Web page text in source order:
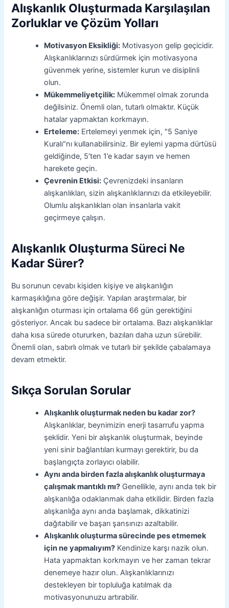
Alışkanlık Oluşturmada Karşılaşılan
Zorluklar ve Çözüm Yolları
Motivasyon Eksikliği: Motivasyon gelip geçicidir.
Alışkanlıklarınızı sürdürmek için motivasyona
güvenmek yerine, sistemler kurun ve disiplinli
olun.
Mükemmeliyetçilik: Mükemmel olmak zorunda
değilsiniz. Önemli olan, tutarlı olmaktır. Küçük
hatalar yapmaktan korkmayın.
Erteleme: Ertelemeyi yenmek için, "5 Saniye
Kuralı"nı kullanabilirsiniz. Bir eylemi yapma dürtüsü
geldiğinde, 5’ten 1’e kadar sayın ve hemen
harekete geçin.
Çevrenin Etkisi: Çevrenizdeki insanların
alışkanlıkları, sizin alışkanlıklarınızı da etkileyebilir.
Olumlu alışkanlıkları olan insanlarla vakit
geçirmeye çalışın.
Alışkanlık Oluşturma Süreci Ne
Kadar Sürer?
Bu sorunun cevabı kişiden kişiye ve alışkanlığın
karmaşıklığına göre değişir. Yapılan araştırmalar, bir
alışkanlığın oturması için ortalama 66 gün gerektiğini
gösteriyor. Ancak bu sadece bir ortalama. Bazı alışkanlıklar
daha kısa sürede otururken, bazıları daha uzun sürebilir.
Önemli olan, sabırlı olmak ve tutarlı bir şekilde çabalamaya
devam etmektir.
Sıkça Sorulan Sorular
Alışkanlık oluşturmak neden bu kadar zor?
Alışkanlıklar, beynimizin enerji tasarrufu yapma
şeklidir. Yeni bir alışkanlık oluşturmak, beyinde
yeni sinir bağlantıları kurmayı gerektirir, bu da
başlangıçta zorlayıcı olabilir.
Aynı anda birden fazla alışkanlık oluşturmaya
çalışmak mantıklı mı? Genellikle, aynı anda tek bir
alışkanlığa odaklanmak daha etkilidir. Birden fazla
alışkanlığa aynı anda başlamak, dikkatinizi
dağıtabilir ve başarı şansınızı azaltabilir.
Alışkanlık oluşturma sürecinde pes etmemek
için ne yapmalıyım? Kendinize karşı nazik olun.
Hata yapmaktan korkmayın ve her zaman tekrar
denemeye hazır olun. Alışkanlıklarınızı
destekleyen bir topluluğa katılmak da
motivasyonunuzu artırabilir.